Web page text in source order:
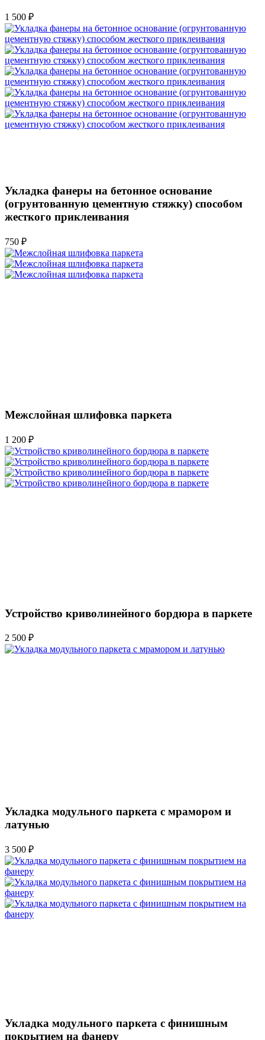
1 500 ₽
Укладка фанеры на бетонное основание
(огрунтованную цементную стяжку) способом
жесткого приклеивания
750 ₽
Межслойная шлифовка паркета
1 200 ₽
Устройство криволинейного бордюра в паркете
2 500 ₽
Укладка модульного паркета с мрамором и
латунью
3 500 ₽
Укладка модульного паркета с финишным
покрытием на фанеру